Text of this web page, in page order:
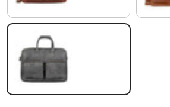
anthrazit